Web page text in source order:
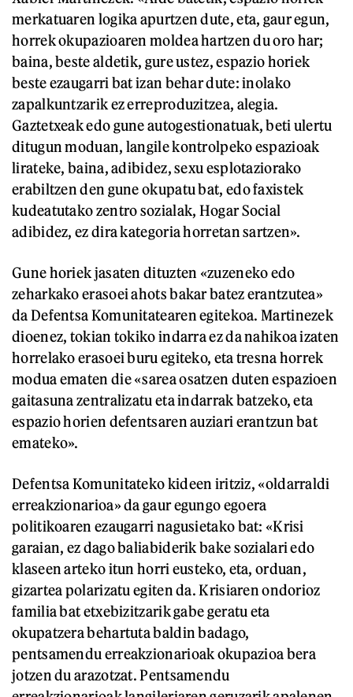
merkatuaren logika apurtzen dute, eta, gaur egun,
horrek okupazioaren moldea hartzen du oro har;
baina, beste aldetik, gure ustez, espazio horiek
beste ezaugarri bat izan behar dute: inolako
zapalkuntzarik ez erreproduzitzea, alegia.
Gaztetxeak edo gune autogestionatuak, beti ulertu
ditugun moduan, langile kontrolpeko espazioak
lirateke, baina, adibidez, sexu esplotaziorako
erabiltzen den gune okupatu bat, edo faxistek
kudeatutako zentro sozialak, Hogar Social
adibidez, ez dira kategoria horretan sartzen».
Gune horiek jasaten dituzten «zuzeneko edo
zeharkako erasoei ahots bakar batez erantzutea»
da Defentsa Komunitatearen egitekoa. Martinezek
dioenez, tokian tokiko indarra ez da nahikoa izaten
horrelako erasoei buru egiteko, eta tresna horrek
modua ematen die «sarea osatzen duten espazioen
gaitasuna zentralizatu eta indarrak batzeko, eta
espazio horien defentsaren auziari erantzun bat
emateko».
Defentsa Komunitateko kideen iritziz, «oldarraldi
erreakzionarioa» da gaur egungo egoera
politikoaren ezaugarri nagusietako bat: «Krisi
garaian, ez dago baliabiderik bake sozialari edo
klaseen arteko itun horri eusteko, eta, orduan,
gizartea polarizatu egiten da. Krisiaren ondorioz
familia bat etxebizitzarik gabe geratu eta
okupatzera behartuta baldin badago,
pentsamendu erreakzionarioak okupazioa bera
jotzen du arazotzat. Pentsamendu